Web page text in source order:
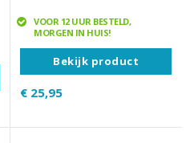
VOOR 12 UUR BESTELD,
MORGEN IN HUIS!
Bekijk product
€ 25,95